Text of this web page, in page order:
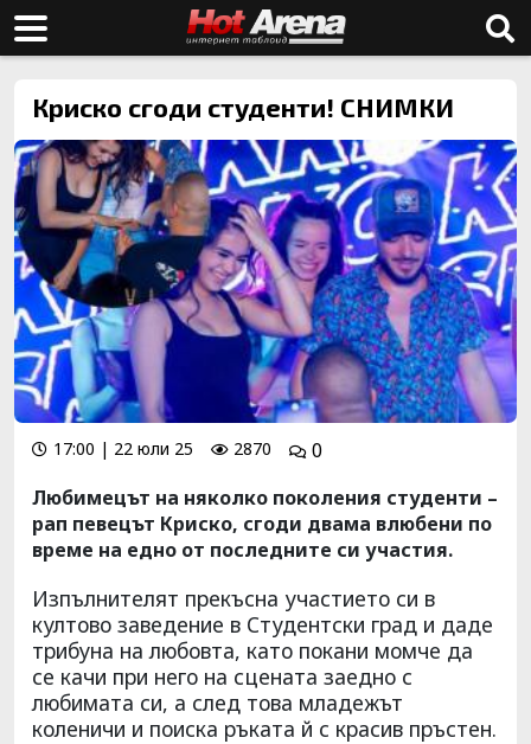
Криско сгоди студенти! СНИМКИ
17:00 | 22 юли 25 2870
0
Любимецът на няколко поколения студенти –
рап певецът Криско, сгоди двама влюбени по
време на едно от последните си участия.
Изпълнителят прекъсна участието си в
култово заведение в Студентски град и даде
трибуна на любовта, като покани момче да
се качи при него на сцената заедно с
любимата си, а след това младежът
коленичи и поиска ръката й с красив пръстен.